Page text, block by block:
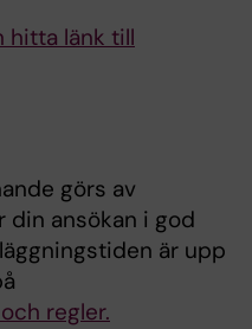
hitta länk till
görs av
din ansökan i god
är upp
regler.